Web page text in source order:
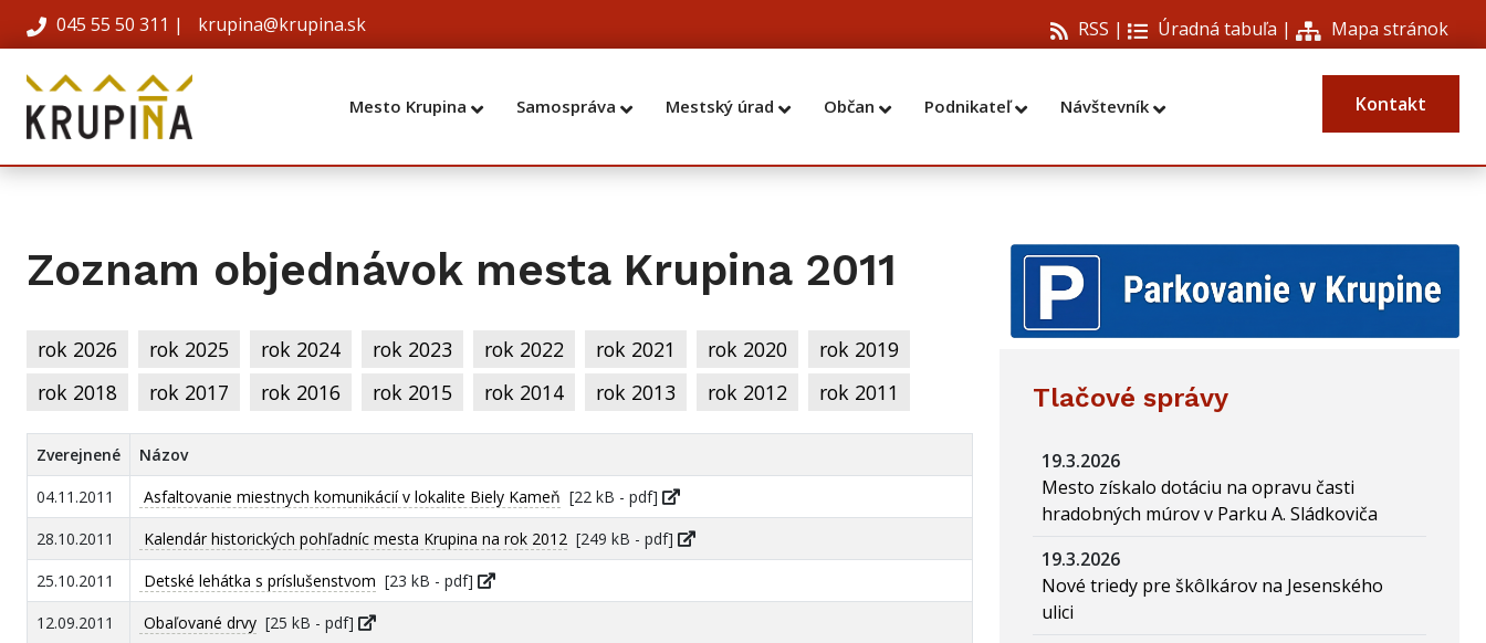
045 55 50 311 | krupina@krupina.sk RSS | Úradná tabuľa | Mapa stránok
Mesto Krupina Samospráva Mestský úrad Občan Podnikateľ Návštevník Kontakt
Zoznam objednávok mesta Krupina 2011
rok 2026 rok 2025 rok 2024 rok 2023 rok 2022 rok 2021 rok 2020
rok 2019
rok 2018
rok 2017 rok 2016 rok 2015 rok 2014 rok 2013 rok 2012 rok 2011
Zverejnené
Názov
04.11.2011
Asfaltovanie miestnych komunikácií v lokalite Biely Kameň [22 kB - pdf]
28.10.2011
Kalendár historických pohľadníc mesta Krupina na rok 2012 [249 kB - pdf]
25.10.2011
Detské lehátka s príslušenstvom [23 kB - pdf]
12.09.2011
Obaľované drvy [25 kB - pdf]
Tlačové správy
19.3.2026
Mesto získalo dotáciu na opravu časti
hradobných múrov v Parku A. Sládkoviča
19.3.2026
Nové triedy pre škôlkárov na Jesenského
ulici